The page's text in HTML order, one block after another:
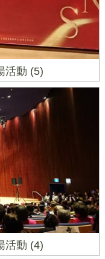
活動 (5)
活動 (4)